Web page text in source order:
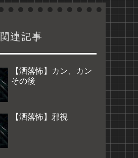
関連記事
【洒落怖】カン、カン
その後
【洒落怖】邪視